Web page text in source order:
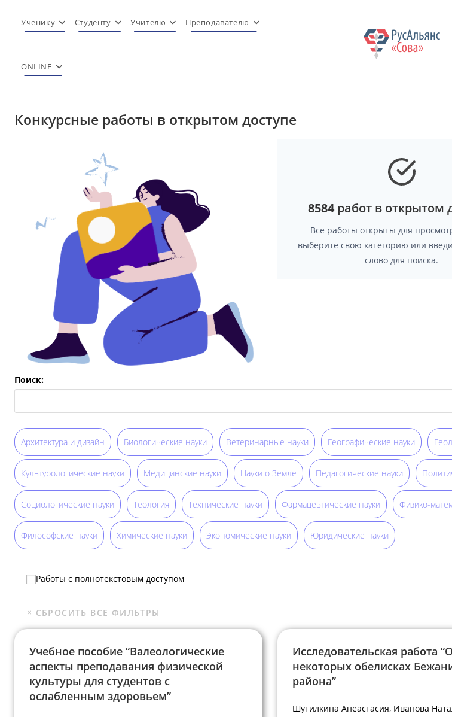
Ученику Студенту Учителю Преподавателю
ONLINE
Конкурсные работы в открытом доступе
8584 работ в открытом
Все работы открыты для
выберите свою категорию или
слово для поиска.
Поиск:
Архитектура и дизайн Биологические науки Ветеринарные науки Географические науки
Культурологические науки Медицинские науки Науки о Земле Педагогические науки
Социологические науки Теология Технические науки Фармацевтические науки Физико-
Философские науки Химические науки Экономические науки Юридические науки
Работы с полнотекстовым доступом
Учебное пособие “Валеологические
аспекты преподавания физической
культуры для студентов с
ослабленным здоровьем”
Исследовательская работа “О
некоторых обелисках
района”
Шутилкина Анеастасия, Иванова